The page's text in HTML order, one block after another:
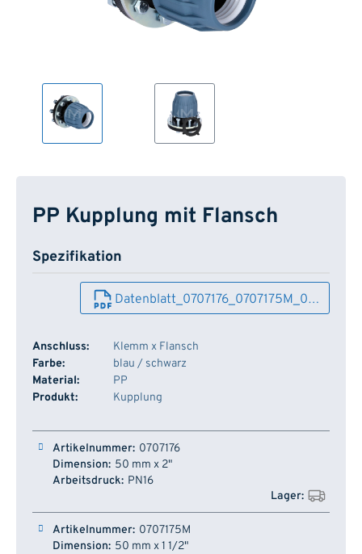
PP Kupplung mit Flansch
Spezifikation
Datenblatt_0707176_0707175M_0…
Anschluss:
Klemm x Flansch
Farbe:
blau / schwarz
Material:
PP
Produkt:
Kupplung
Artikelnummer Dimension
0707176
50 mm x 2"
PN16
0707175M
50 mm x 1 1/2"